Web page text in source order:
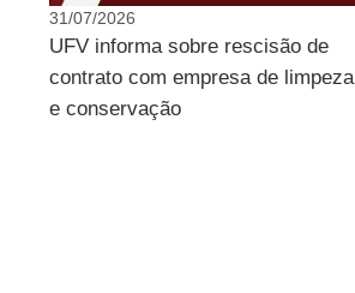
31/07/2026
UFV informa sobre rescisão de
contrato com empresa de limpeza
e conservação